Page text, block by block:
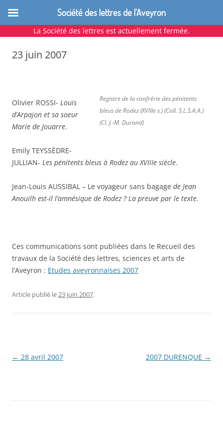
La Société des lettres est actuellement fermée.
Aller
contenu
23 juin 2007
Registre de la confrérie des pénitents
bleus de Rodez (XVIIIe s.) (Coll. S.L.S.A.A.)
(Cl. J.-M. Durand)
Olivier ROSSI- Louis
d’Arpajon et sa soeur
Marie de Jouarre.
Emily TEYSSÈDRE-
JULLIAN- Les pénitents bleus à Rodez au XVIIIe siècle.
Jean-Louis AUSSIBAL – Le voyageur sans bagage de Jean
Anouilh est-il l’amnésique de Rodez ? La preuve par le texte.
Ces communications sont publiées dans le Recueil des
travaux de la Société des lettres, sciences et arts de
l’Aveyron : Etudes aveyronnaises 2007
Article publié le23 juin 2007.
Navigation
← 28 avril 2007 2007 DURENQUE →
Société des lettres de l'Aveyron